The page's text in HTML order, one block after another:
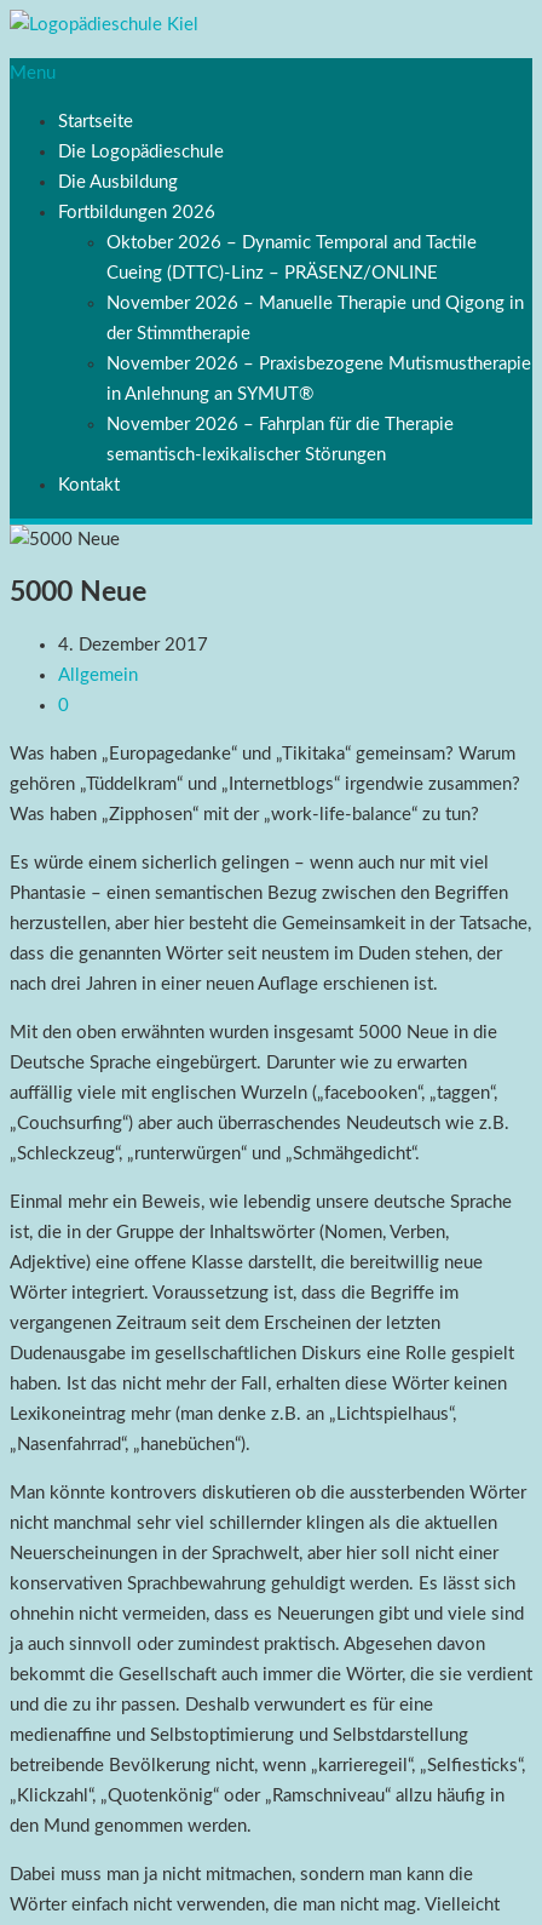
Menu
Startseite
Die Logopädieschule
Die Ausbildung
Fortbildungen 2026
Oktober 2026 – Dynamic Temporal and Tactile
Cueing (DTTC)-Linz – PRÄSENZ/ONLINE
November 2026 – Manuelle Therapie und Qigong in
der Stimmtherapie
November 2026 – Praxisbezogene Mutismustherapie
in Anlehnung an SYMUT®
November 2026 – Fahrplan für die Therapie
semantisch-lexikalischer Störungen
Kontakt
5000 Neue
4. Dezember 2017
Allgemein
0
Was haben „Europagedanke“ und „Tikitaka“ gemeinsam? Warum
gehören „Tüddelkram“ und „Internetblogs“ irgendwie zusammen?
Was haben „Zipphosen“ mit der „work-life-balance“ zu tun?
Es würde einem sicherlich gelingen – wenn auch nur mit viel
Phantasie – einen semantischen Bezug zwischen den Begriffen
herzustellen, aber hier besteht die Gemeinsamkeit in der Tatsache,
dass die genannten Wörter seit neustem im Duden stehen, der
nach drei Jahren in einer neuen Auflage erschienen ist.
Mit den oben erwähnten wurden insgesamt 5000 Neue in die
Deutsche Sprache eingebürgert. Darunter wie zu erwarten
auffällig viele mit englischen Wurzeln („facebooken“, „taggen“,
„Couchsurfing“) aber auch überraschendes Neudeutsch wie z.B.
„Schleckzeug“, „runterwürgen“ und „Schmähgedicht“.
Einmal mehr ein Beweis, wie lebendig unsere deutsche Sprache
ist, die in der Gruppe der Inhaltswörter (Nomen, Verben,
Adjektive) eine offene Klasse darstellt, die bereitwillig neue
Wörter integriert. Voraussetzung ist, dass die Begriffe im
vergangenen Zeitraum seit dem Erscheinen der letzten
Dudenausgabe im gesellschaftlichen Diskurs eine Rolle gespielt
haben. Ist das nicht mehr der Fall, erhalten diese Wörter keinen
Lexikoneintrag mehr (man denke z.B. an „Lichtspielhaus“,
„Nasenfahrrad“, „hanebüchen“).
Man könnte kontrovers diskutieren ob die aussterbenden Wörter
nicht manchmal sehr viel schillernder klingen als die aktuellen
Neuerscheinungen in der Sprachwelt, aber hier soll nicht einer
konservativen Sprachbewahrung gehuldigt werden. Es lässt sich
ohnehin nicht vermeiden, dass es Neuerungen gibt und viele sind
ja auch sinnvoll oder zumindest praktisch. Abgesehen davon
bekommt die Gesellschaft auch immer die Wörter, die sie verdient
und die zu ihr passen. Deshalb verwundert es für eine
medienaffine und Selbstoptimierung und Selbstdarstellung
betreibende Bevölkerung nicht, wenn „karrieregeil“, „Selfiesticks“,
„Klickzahl“, „Quotenkönig“ oder „Ramschniveau“ allzu häufig in
den Mund genommen werden.
Dabei muss man ja nicht mitmachen, sondern man kann die
Wörter einfach nicht verwenden, die man nicht mag. Vielleicht